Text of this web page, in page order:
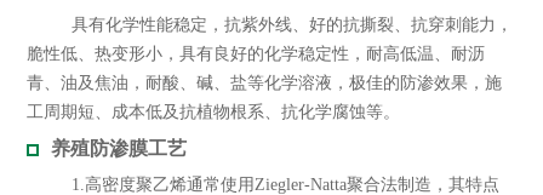
具有化学性能稳定，抗紫外线、好的抗撕裂、抗穿刺能力，
脆性低、热变形小，具有良好的化学稳定性，耐高低温、耐沥
青、油及焦油，耐酸、碱、盐等化学溶液，极佳的防渗效果，施
工周期短、成本低及抗植物根系、抗化学腐蚀等。
养殖防渗膜工艺
1.高密度聚乙烯通常使用Ziegler-Natta聚合法制造，其特点